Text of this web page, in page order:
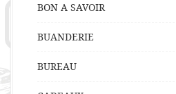
BON A SAVOIR
BUANDERIE
BUREAU